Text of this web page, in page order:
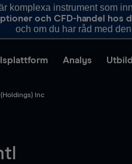
komplexa instrument som
och CFD-handel hos
och om du har råd med
Analys
Inc